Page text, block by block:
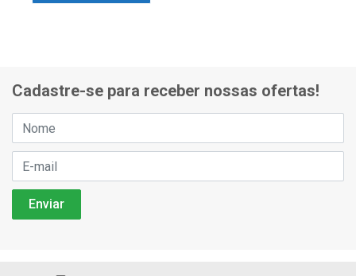
Cadastre-se para receber nossas ofertas!